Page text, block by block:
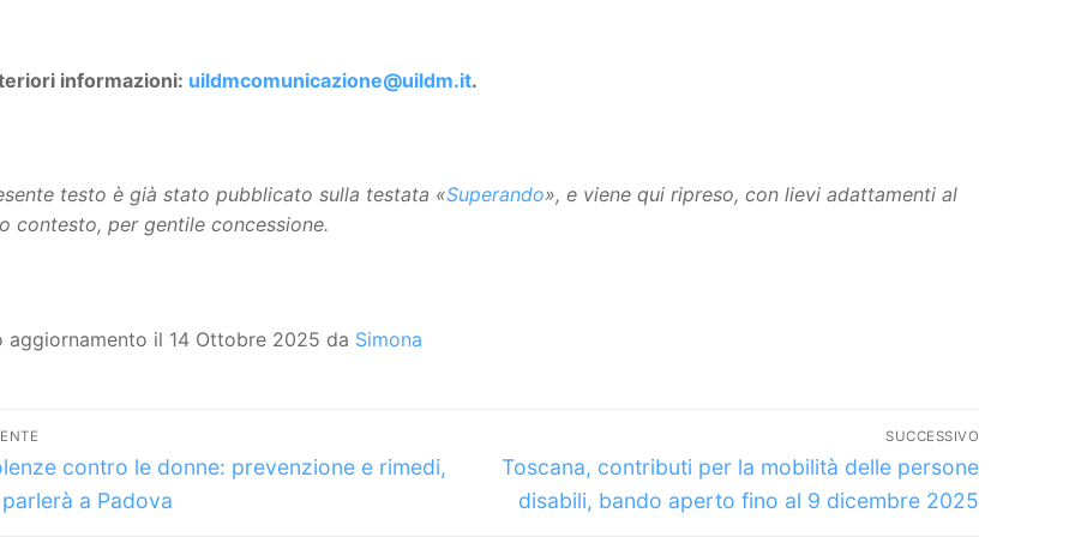
informazioni: uildmcomunicazione@uildm.it.
testo è già stato pubblicato sulla testata «Superando», e viene qui ripreso, con lievi adattamenti al
contesto, per gentile concessione.
aggiornamento il 14 Ottobre 2025 da Simona
contro le donne: prevenzione e rimedi,
a Padova
SUCCESSIVO
Articolo
successivo:
Toscana, contributi per la mobilità delle persone
disabili, bando aperto fino al 9 dicembre 2025